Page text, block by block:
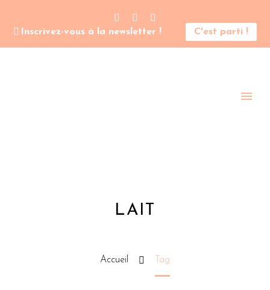
Inscrivez-vous à la newsletter ! C'est parti !
LAIT
Accueil Tag